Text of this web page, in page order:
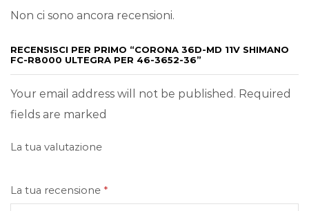
Non ci sono ancora recensioni.
RECENSISCI PER PRIMO “CORONA 36D-MD 11V SHIMANO
FC-R8000 ULTEGRA PER 46-3652-36”
Your email address will not be published. Required
fields are marked
La tua valutazione
La tua recensione *